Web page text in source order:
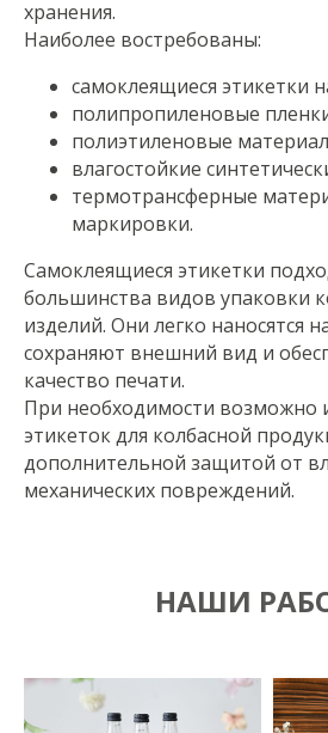
хранения.
Наиболее востребованы:
самоклеящиеся этикетки
полипропиленовые
полиэтиленовые
влагостойкие
термотрансферные
маркировки.
Самоклеящиеся этикетки
большинства видов упаковки
изделий. Они легко наносятся
сохраняют внешний вид и
качество печати.
При необходимости возможно
этикеток для колбасной
дополнительной защитой от
механических повреждений.
НАШИ